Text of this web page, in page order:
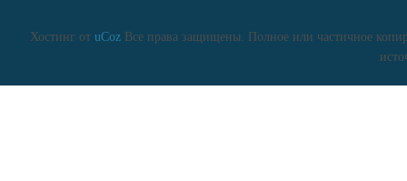
Хостинг от uCozВсе права защищены. Полное или частичное